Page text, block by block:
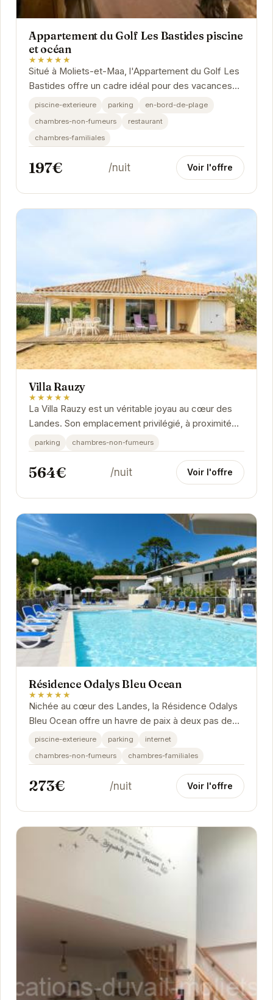
Appartement du Golf Les Bastides piscine
et océan
★★★★★
Situé à Moliets-et-Maa, l'Appartement du Golf Les
Bastides offre un cadre idéal pour des vacances
relaxantes. Avec sa piscine extérieure, son...
piscine-exterieure parking
en-bord-de-plage
chambres-non-fumeurs
restaurant
chambres-familiales
197€ /nuit Voir l'offre
Villa Rauzy
★★★★★
La Villa Rauzy est un véritable joyau au cœur des
Landes. Son emplacement privilégié, à proximité
des plages et des forêts, en fait un lieu de...
parking chambres-non-fumeurs
564€ /nuit Voir l'offre
Résidence Odalys Bleu Ocean
★★★★★
Nichée au cœur des Landes, la Résidence Odalys
Bleu Ocean offre un havre de paix à deux pas de
l'océan. Ses appartements spacieux et...
piscine-exterieure parking
internet
chambres-non-fumeurs
chambres-familiales
273€ /nuit Voir l'offre